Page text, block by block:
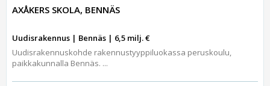
AXÅKERS SKOLA, BENNÄS
Uudisrakennus | Bennäs | 6,5 milj. €
Uudisrakennuskohde rakennustyyppiluokassa peruskoulu,
paikkakunnalla Bennäs. ...